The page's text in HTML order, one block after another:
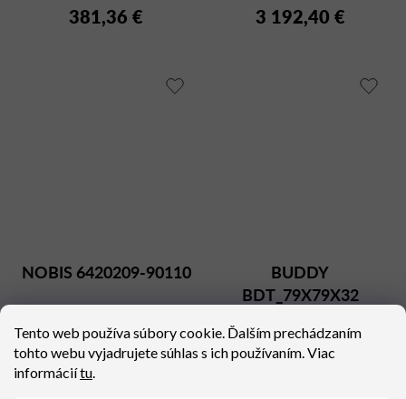
Tento web používa súbory cookie. Ďalším prechádzaním
tohto webu vyjadrujete súhlas s ich používaním. Viac
informáciítu.
381,36 € 3 192,40 €
NOBIS 6420209-90110
týždne)
1 095,93 €
BUDDY
BDT_79X79X32
týždňov)
1 450,29 €